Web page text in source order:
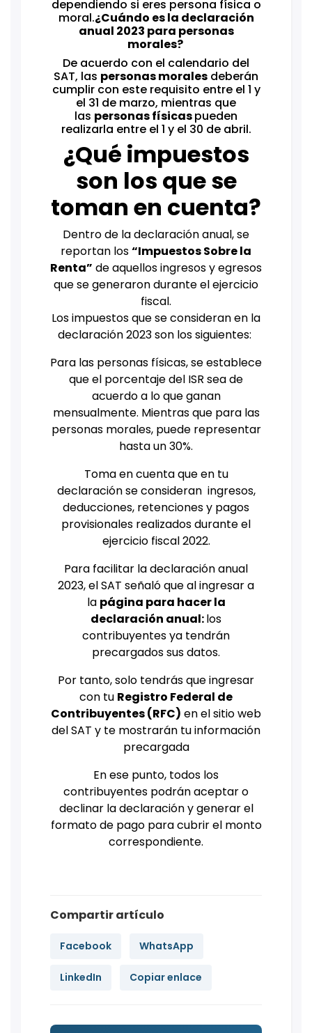
dependiendo si eres persona física o
moral.¿Cuándo es la declaración
anual 2023 para personas
morales?
De acuerdo con el calendario del
SAT, las personas morales deberán
cumplir con este requisito entre el 1 y
el 31 de marzo, mientras que
las personas físicaspueden
realizarla entre el 1 y el 30 de abril.
¿Qué impuestos
son los que se
toman en cuenta?
Dentro de la declaración anual, se
reportan los“Impuestos Sobre la
Renta” de aquellos ingresos y egresos
que se generaron durante el ejercicio
fiscal.
Los impuestos que se consideran en la
declaración 2023 son los siguientes:
Para las personas físicas, se establece
que el porcentaje del ISR sea de
acuerdo a lo que ganan
mensualmente. Mientras que para las
personas morales, puede representar
hasta un 30%.
Toma en cuenta que en tu
declaración se consideran ingresos,
deducciones, retenciones y pagos
provisionales realizados durante el
ejercicio fiscal 2022.
Para facilitar la declaración anual
2023, el SAT señaló que al ingresar a
la página para hacer la
declaración anual:los
contribuyentes ya tendrán
precargados sus datos.
Por tanto, solo tendrás que ingresar
con tu Registro Federal de
Contribuyentes (RFC) en el sitio web
del SAT y te mostrarán tu información
precargada
En ese punto, todos los
contribuyentes podrán aceptar o
declinar la declaración y generar el
formato de pago para cubrir el monto
correspondiente.
Compartir artículo
Facebook WhatsApp
LinkedIn Copiar enlace